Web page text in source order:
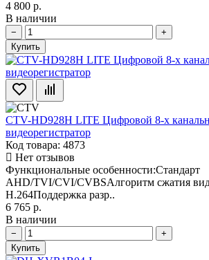
4 800 р.
В наличии
−
+
Купить
CTV-HD928H LITE Цифровой 8-х
видеорегистратор
Код товара: 4873
Нет отзывов
Функциональные особенности:Стандарт
AHD/TVI/CVI/CVBSАлгоритм сжатия
H.264Поддержка разр..
6 765 р.
В наличии
−
+
Купить